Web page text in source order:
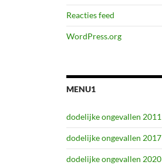
Reacties feed
WordPress.org
MENU1
dodelijke ongevallen 2011
dodelijke ongevallen 2017
dodelijke ongevallen 2020